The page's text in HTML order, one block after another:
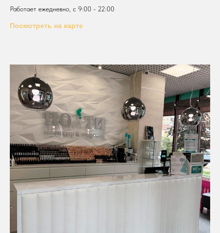
Работает ежедневно, с 9:00 - 22:00
Посмотреть на карте